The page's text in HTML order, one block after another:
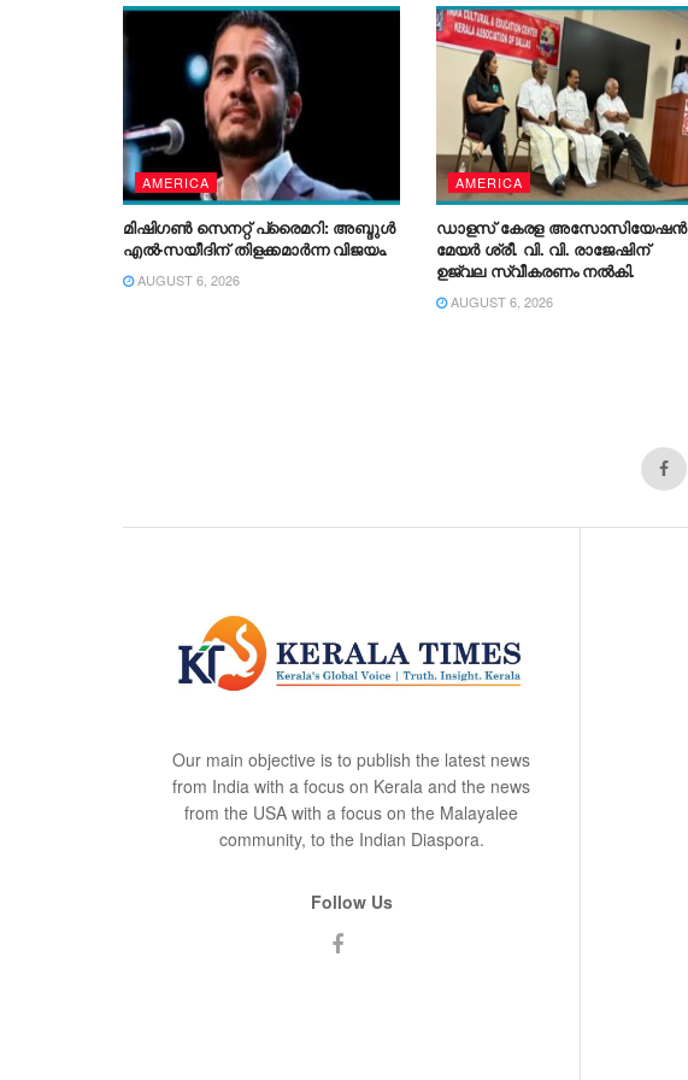
ഡോ. തിയോഡോഷ്യസ്
മാർത്തോമാ മെത്രാപ്പോലീത്ത
AMERICA
മിഷിഗൺ സെനറ്റ് പ്രൈമറി: അബ്ദുൾ
എൽ-സയീദിന് തിളക്കമാർന്ന വിജയം.
AUGUST 6, 2026
AMERICA
ഡാളസ് കേരള അസോസിയേഷൻ
മേയർ ശ്രീ. വി. വി. രാജേഷിന്
ഉജ്വല സ്വീകരണം നൽകി.
AUGUST 6, 2026
Our main objective is to publish the latest news
from India with a focus on Kerala and the news
from the USA with a focus on the Malayalee
community, to the Indian Diaspora.
Follow Us